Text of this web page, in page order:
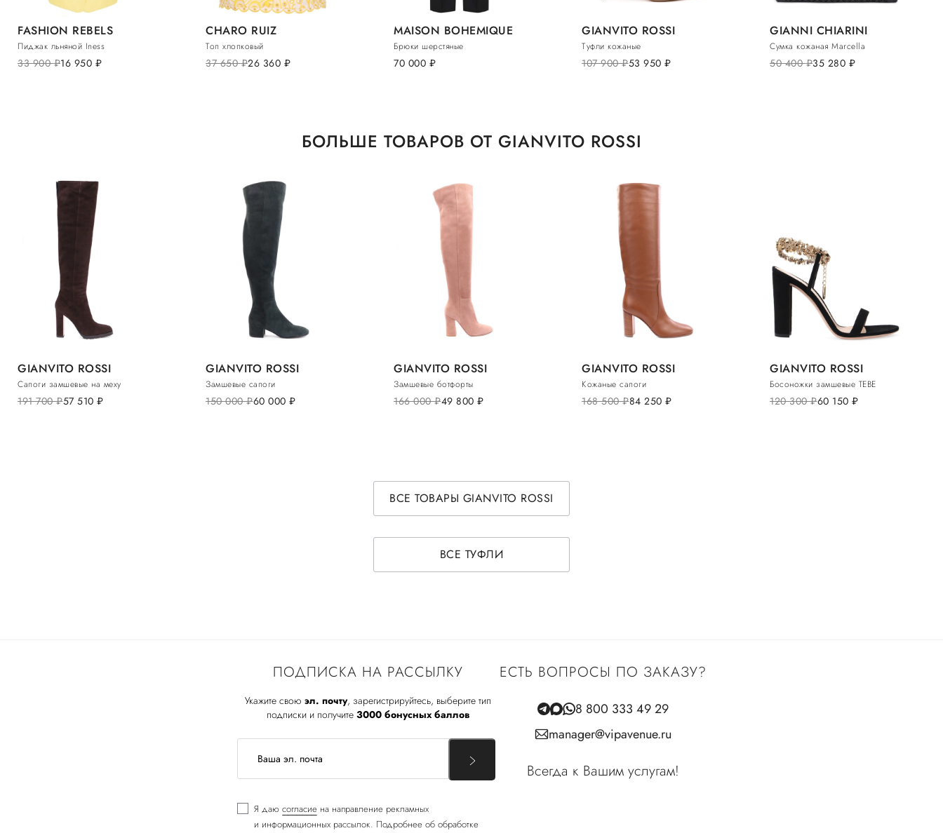
FASHION REBELS
Пиджак льняной Iness
33 900руб.16 950 руб.
CHARO RUIZ
Топ хлопковый
37 650руб.26 360 руб.
MAISON BOHEMIQUE
Брюки шерстяные
70 000 руб.
GIANVITO ROSSI
Туфли кожаные
107 900руб.53 950 руб.
GIANNI CHIARINI
Сумка кожаная Marcella
50 400руб.35 280 руб.
БОЛЬШЕ ТОВАРОВ ОТ GIANVITO ROSSI
GIANVITO ROSSI
Сапоги замшевые на меху
191 700руб.57 510 руб.
GIANVITO ROSSI
Замшевые сапоги
150 000руб.60 000 руб.
GIANVITO ROSSI
Замшевые ботфорты
166 000руб.49 800 руб.
GIANVITO ROSSI
Кожаные сапоги
168 500руб.84 250 руб.
GIANVITO ROSSI
Босоножки замшевые TEBE
120 300руб.60 150 руб.
ВСЕ ТОВАРЫ GIANVITO ROSSI
ВСЕ ТУФЛИ
ПОДПИСКА НА РАССЫЛКУ
Укажите свою эл. почту, зарегистрируйтесь, выберите тип
подписки и получите 3000 бонусных баллов
Я даю согласие на направление рекламных
и информационных рассылок. Подробнее об обработке
ЕСТЬ ВОПРОСЫ ПО ЗАКАЗУ?
8 800 333 49 29
manager@vipavenue.ru
Всегда к Вашим услугам!